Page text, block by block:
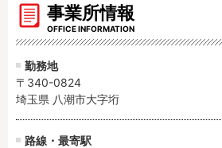
事業所情報
OFFICE INFORMATION
勤務地
〒340-0824
埼玉県 八潮市大字垳
路線・最寄駅